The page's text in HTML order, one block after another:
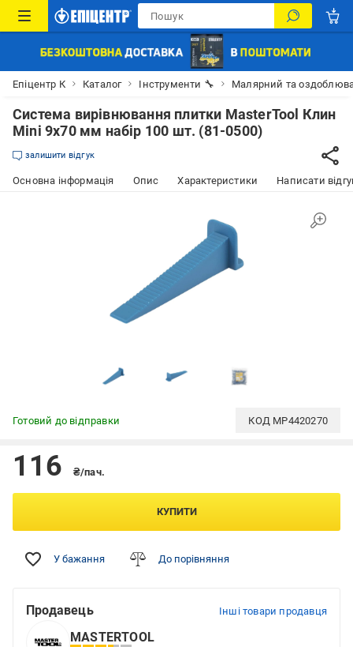
Епіцентр К Каталог Інструменти 🔧 Малярний та
Система вирівнювання плитки MasterTool Клин
Mini 9х70 мм набір 100 шт. (81-0500)
залишити відгук
Основна інформація Опис Характеристики Написати
Готовий до відправки КОД MP4420270
116 ₴/пач.
КУПИТИ
У бажання До порівняння
Продавець Інші товари продавця
MASTERTOOL